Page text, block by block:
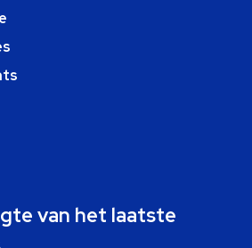
van het laatste